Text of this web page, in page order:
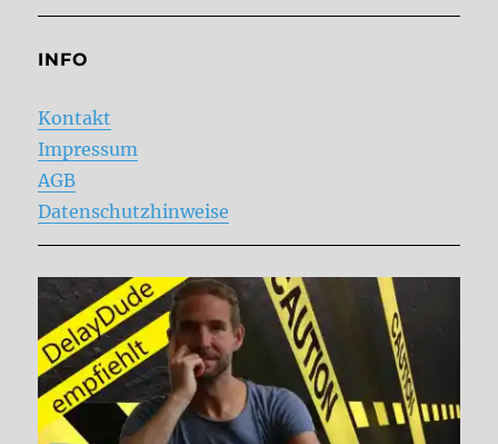
INFO
Kontakt
Impressum
AGB
Datenschutzhinweise